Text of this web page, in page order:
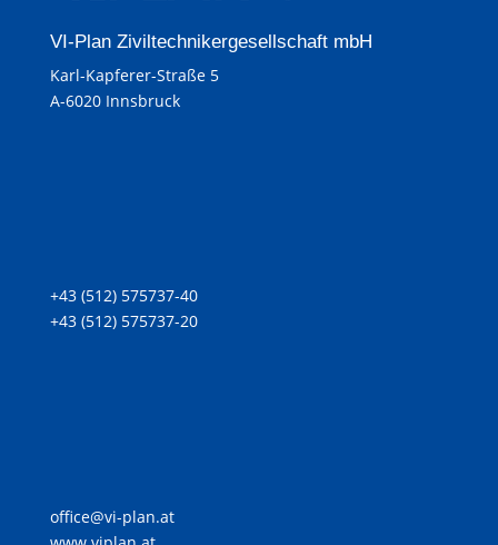
VI-Plan Ziviltechnikergesellschaft mbH
Karl-Kapferer-Straße 5
A-6020 Innsbruck
+43 (512) 575737-40
+43 (512) 575737-20
office@vi-plan.at